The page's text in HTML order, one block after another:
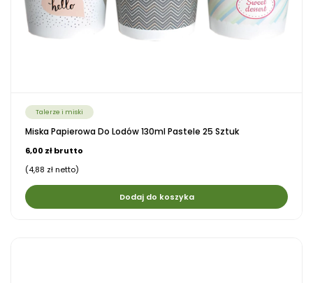
Talerze i miski
Miska Papierowa Do Lodów 130ml Pastele 25 Sztuk
6,00 zł brutto
(4,88 zł netto)
Dodaj do koszyka